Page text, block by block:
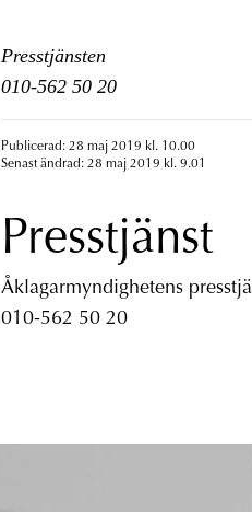
Presstjänsten
010-562 50 20
Publicerad: 28 maj 2019 kl. 10.00
Senast ändrad: 28 maj 2019 kl. 9.01
Presstjänst
Åklagarmyndighetens
010-562 50 20